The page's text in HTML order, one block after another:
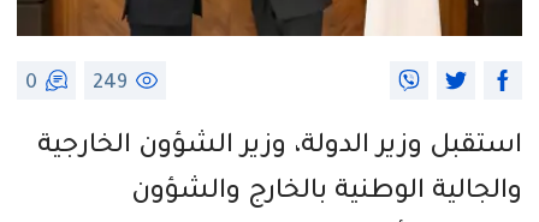
249
0
استقبل وزير الدولة، وزير الشؤون الخارجية
والجالية الوطنية بالخارج والشؤون